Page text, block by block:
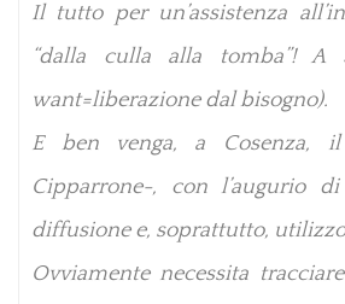
Il tutto per un’assistenza
“dalla culla alla tomba”!
want=liberazione dal bisogno).
E ben venga, a Cosenza, il
Cipparrone-, con l’augurio
diffusione e, soprattutto,
Ovviamente necessita